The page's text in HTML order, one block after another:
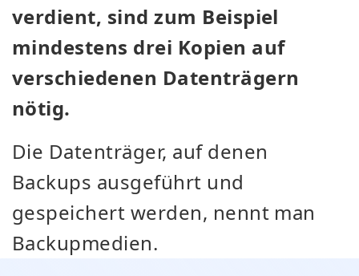
verdient, sind zum Beispiel
mindestens drei Kopien auf
verschiedenen Datenträgern
nötig.
Die Datenträger, auf denen
Backups ausgeführt und
gespeichert werden, nennt man
Backupmedien.